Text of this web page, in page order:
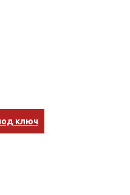
ключ